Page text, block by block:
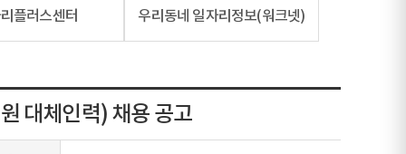
플러스센터 우리동네 일자리정보(워크넷)
대체인력) 채용 공고